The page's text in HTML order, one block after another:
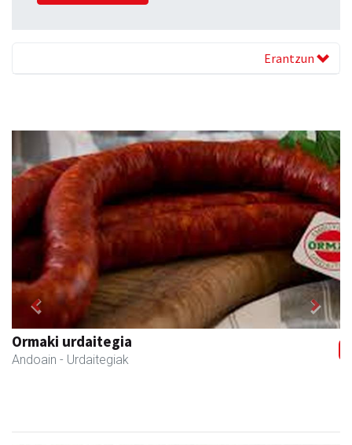
Erantzun
Ormaki urdaitegia
Andoain - Urdaitegiak
Previous Next